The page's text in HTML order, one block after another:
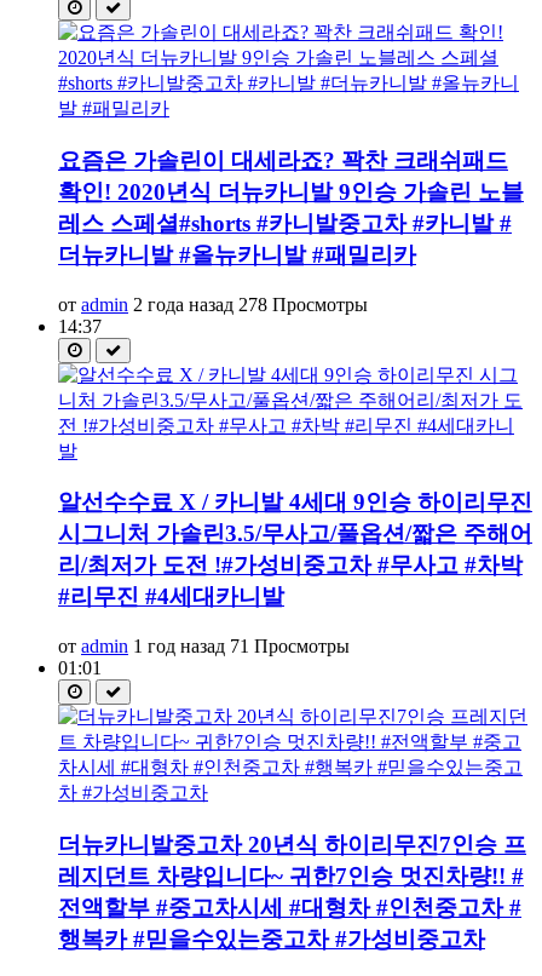
요즘은 가솔린이 대세라죠? 꽉찬 크래쉬패드
확인! 2020년식 더뉴카니발 9인승 가솔린 노블
레스 스페셜#shorts #카니발중고차 #카니발 #
더뉴카니발 #올뉴카니발 #패밀리카
от admin 2 года назад 278 Просмотры
14:37
알선수수료 X / 카니발 4세대 9인승 하이리무진
시그니처 가솔린3.5/무사고/풀옵션/짧은 주해어
리/최저가 도전 !#가성비중고차 #무사고 #차박
#리무진 #4세대카니발
от admin 1 год назад 71 Просмотры
01:01
더뉴카니발중고차 20년식 하이리무진7인승 프
레지던트 차량입니다~ 귀한7인승 멋진차량!! #
전액할부 #중고차시세 #대형차 #인천중고차 #
행복카 #믿을수있는중고차 #가성비중고차